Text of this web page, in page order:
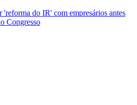
'reforma do IR' com empresários antes
Congresso